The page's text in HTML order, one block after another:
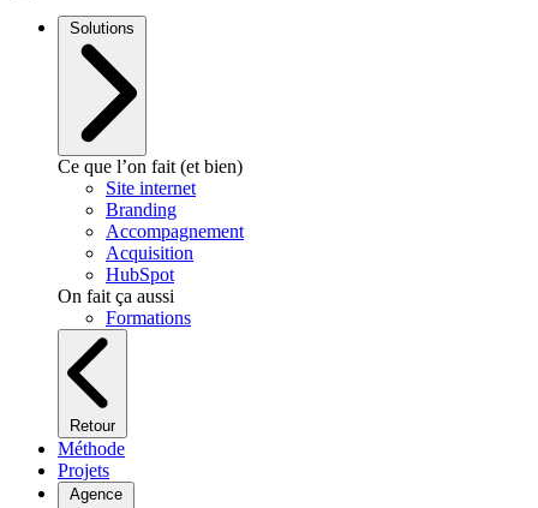
Solutions
Ce que l’on fait (et bien)
Site internet
Branding
Accompagnement
Acquisition
HubSpot
On fait ça aussi
Formations
Retour
Méthode
Projets
Agence